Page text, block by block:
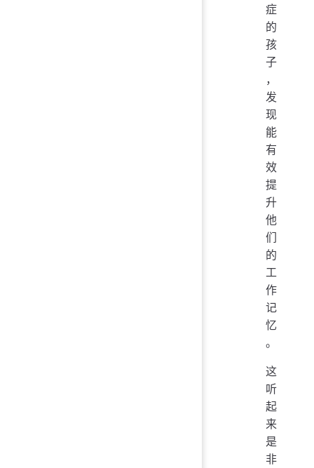
症
的
孩
子
，
发
现
能
有
效
提
升
他
们
的
工
作
记
忆
。
这
听
起
来
是
非